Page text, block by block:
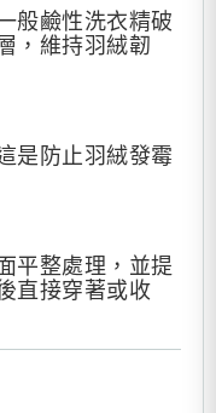
般鹼性洗衣精破
，維持羽絨韌
是防止羽絨發霉
平整處理，並提
直接穿著或收